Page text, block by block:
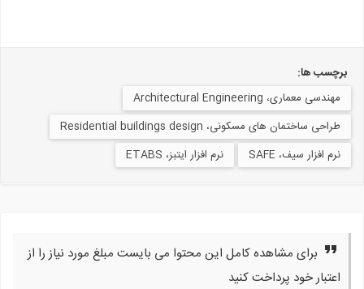
ها:
مهندسی معماری، Architectural Engineering
طراحی ساختمان های مسکونی، Residential buildings design
نرم افزار سیف، SAFE
نرم افزار ایتبز، ETABS
برای مشاهده کامل این محتوا می بایست مبلغ مورد نیاز را از
اعتبار خود پرداخت کنید